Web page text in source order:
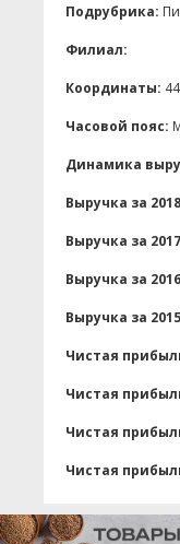
Подрубрика:
Филиал:
Координаты:
Часовой пояс:
Динамика
Выручка за
Выручка за
Выручка за
Выручка за
Чистая
Чистая
Чистая
Чистая